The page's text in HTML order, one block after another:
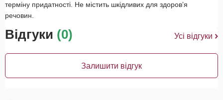
терміну придатності. Не містить шкідливих для здоров’я
речовин.
Відгуки (0) Усі відгуки
Залишити відгук